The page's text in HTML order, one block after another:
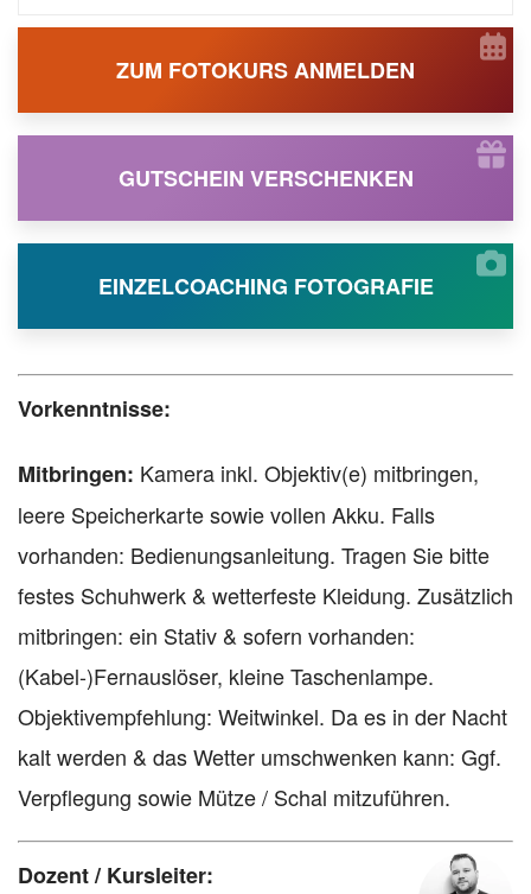
ZUM FOTOKURS ANMELDEN
GUTSCHEIN VERSCHENKEN
EINZELCOACHING FOTOGRAFIE
Vorkenntnisse:
Mitbringen: Kamera inkl. Objektiv(e) mitbringen,
leere Speicherkarte sowie vollen Akku. Falls
vorhanden: Bedienungsanleitung. Tragen Sie bitte
festes Schuhwerk & wetterfeste Kleidung. Zusätzlich
mitbringen: ein Stativ & sofern vorhanden:
(Kabel-)Fernauslöser, kleine Taschenlampe.
Objektivempfehlung: Weitwinkel. Da es in der Nacht
kalt werden & das Wetter umschwenken kann: Ggf.
Verpflegung sowie Mütze / Schal mitzuführen.
Dozent / Kursleiter: